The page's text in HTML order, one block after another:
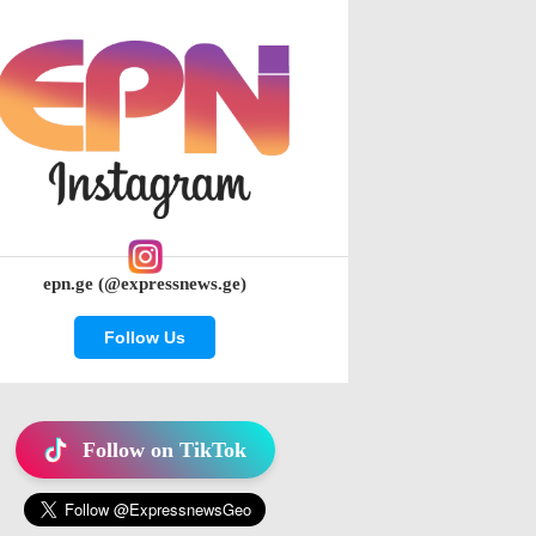
epn.ge (@expressnews.ge)
Follow Us
Follow on TikTok